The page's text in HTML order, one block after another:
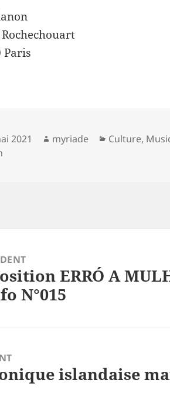
Paris
2021 Auteur
myriade Catégories
Culture,
:
ERRÓ A
N°015
islandaise